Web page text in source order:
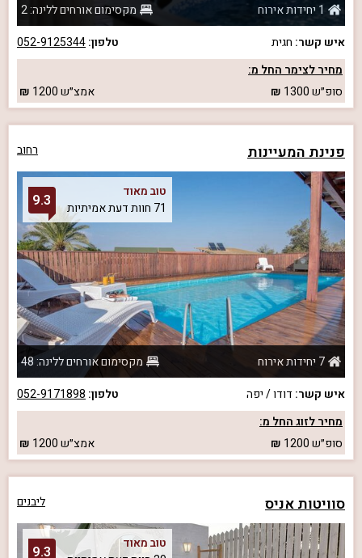
1 יחידות אירוח
מקסימום אורחים ללינה: 2
איש קשר: חגית טלפון:052-9125344
מחיר לצימר החל מ:
סופ״ש1300 אמצ״ש1200
פנינת המעיינות רחוב
טוב מאוד
71 חוות דעת אמיתיות
9.3
7 יחידות אירוח
מקסימום אורחים ללינה: 48
איש קשר: דודו / יפה טלפון: 052-9171898
מחיר לזוג החל מ:
סופ״ש1200 אמצ״ש1200
סוויטות אניס ליבנים
טוב מאוד
9.3